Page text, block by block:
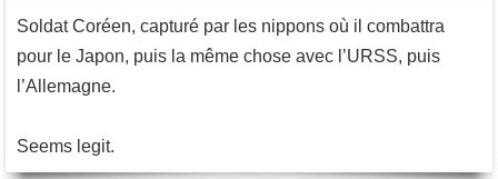
Soldat Coréen, capturé par les nippons où il combattra
pour le Japon, puis la même chose avec l’URSS, puis
l’Allemagne.
Seems legit.